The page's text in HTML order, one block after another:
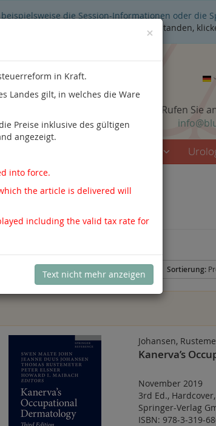
die Session-Informationen oder die
Sind Sie damit nicht einverstanden,
Sie haben Fragen? Rufen Sie
×
in Kraft.
Landes gilt, in welches die Ware
Preise inklusive des gültigen
angezeigt.
into force.
the article is delivered will
including the valid tax rate for
Text nicht mehr anzeigen
Ansicht Galerie zweispaltig Sortierung:
Johansen,
Kanerva’s
November 2019
3rd Ed., Hardcover,
Springer-Verlag
ISBN: 978-3-319-